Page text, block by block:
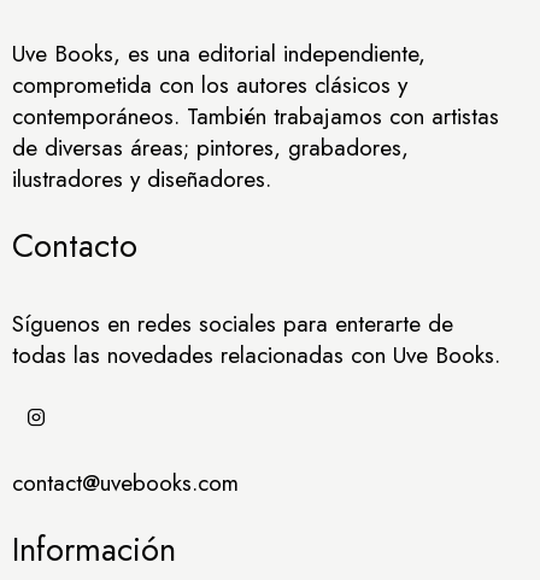
Uve Books, es una editorial independiente,
comprometida con los autores clásicos y
contemporáneos. También trabajamos con artistas
de diversas áreas; pintores, grabadores,
ilustradores y diseñadores.
Contacto
Síguenos en redes sociales para enterarte de
todas las novedades relacionadas con Uve Books.
contact@uvebooks.com
Información